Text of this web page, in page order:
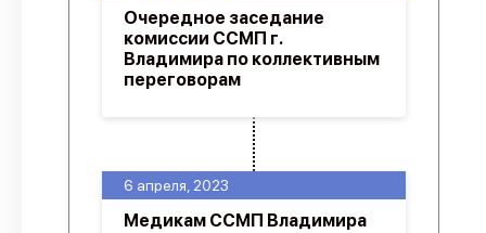
6 апреля, 2023
Медикам ССМП Владимира
Очередное заседание
комиссии ССМП г.
Владимира по коллективным
переговорам